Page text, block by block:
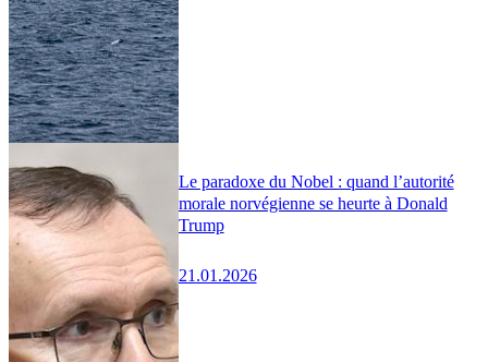
Le paradoxe du Nobel : quand l’autorité
morale norvégienne se heurte à Donald
Trump
21.01.2026